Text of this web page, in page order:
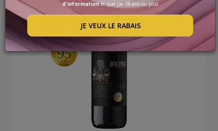
PROMOTIONS
BLOG
95
d'informationet que j'ai 18 ans ou plus
JE VEUX LE RABAIS